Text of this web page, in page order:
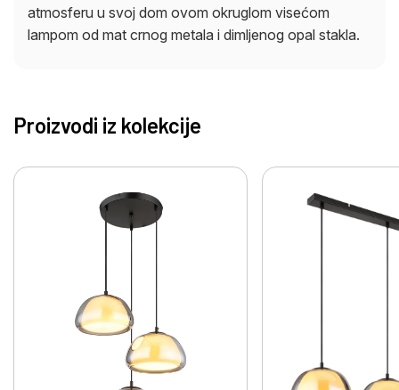
atmosferu u svoj dom ovom okruglom visećom
lampom od mat crnog metala i dimljenog opal stakla.
Proizvodi iz kolekcije